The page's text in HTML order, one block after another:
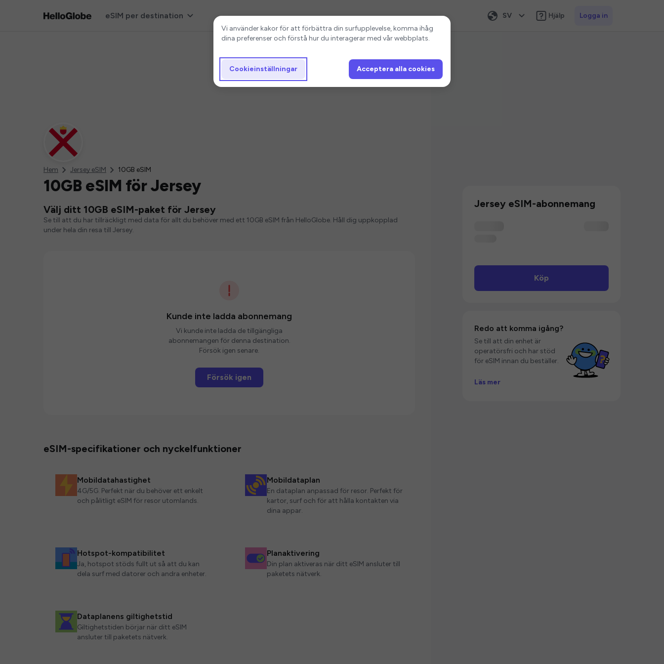
eSIM per destination SV Hjälp Logga in
Hem Jersey eSIM 10GB eSIM
10GB eSIM för Jersey
Välj ditt 10GB eSIM-paket för Jersey
Se till att du har tillräckligt med data för allt du behöver med ett 10GB eSIM från HelloGlobe. Håll dig uppkopplad
under hela din resa till Jersey.
Kunde inte ladda abonnemang
Vi kunde inte ladda de tillgängliga
abonnemangen för denna destination.
Försök igen senare.
Försök igen
eSIM-specifikationer och nyckelfunktioner
Mobildatahastighet
4G/5G. Perfekt när du behöver ett enkelt
och pålitligt eSIM för resor utomlands.
Mobildataplan
En dataplan anpassad för resor. Perfekt för
kartor, surf och för att hålla kontakten via
dina appar.
Hotspot-kompatibilitet
Ja, hotspot stöds fullt ut så att du kan
dela surf med datorer och andra enheter.
Planaktivering
Din plan aktiveras när ditt eSIM ansluter till
paketets nätverk.
Dataplanens giltighetstid
Giltighetstiden börjar när ditt eSIM
ansluter till paketets nätverk.
Jersey eSIM-abonnemang
Köp
Redo att komma igång?
Se till att din enhet är
operatörsfri och har stöd
för eSIM innan du beställer.
Läs mer
Cookieinställningar
Vi använder kakor för att förbättra din surfupplevelse, komma ihåg
dina preferenser och förstå hur du interagerar med vår webbplats.
Cookieinställningar Acceptera alla cookies